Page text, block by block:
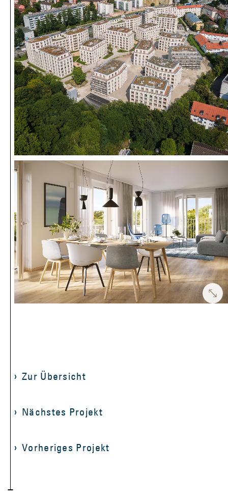
Zur Übersicht
Nächstes Projekt
Vorheriges Projekt